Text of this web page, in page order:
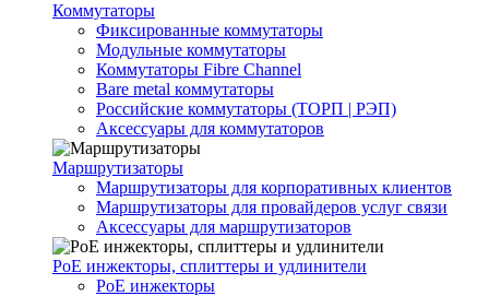
Коммутаторы
Фиксированные коммутаторы
Модульные коммутаторы
Коммутаторы Fibre Channel
Bare metal коммутаторы
Российские коммутаторы (ТОРП | РЭП)
Аксессуары для коммутаторов
Маршрутизаторы
Маршрутизаторы для корпоративных клиентов
Маршрутизаторы для провайдеров услуг связи
Аксессуары для маршрутизаторов
PoE инжекторы, сплиттеры и удлинители
PoE инжекторы